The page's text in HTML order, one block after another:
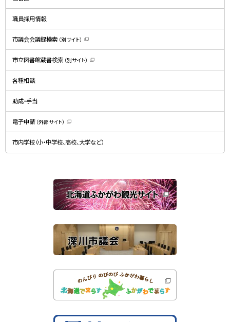
で
す
）
職員採用情報
市議会会議録検索 （別サイト）
新
規
ウ
ン
で
す
市立図書館蔵書検索 （別サイト）
新
ン
で
す
）
各種相談
助成・手当
電子申請 （外部サイト）
新
規
ウ
ン
開
き
ま
す
）
市内学校（小・中学校、高校、大学など）